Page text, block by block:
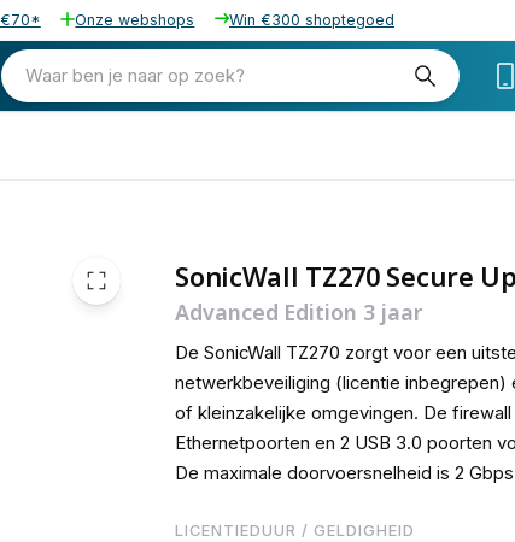
€70* Onze webshops Win €300 shoptegoed
Waar ben je naar op zoek?
SonicWall TZ270 Secure
Advanced Edition 3 jaar
De SonicWall TZ270 zorgt voor een
netwerkbeveiliging (licentie inbegrepen)
of kleinzakelijke omgevingen. De
Ethernetpoorten en 2 USB 3.0 poorten
De maximale doorvoersnelheid is 2
LICENTIEDUUR / GELDIGHEID
€ 954,69